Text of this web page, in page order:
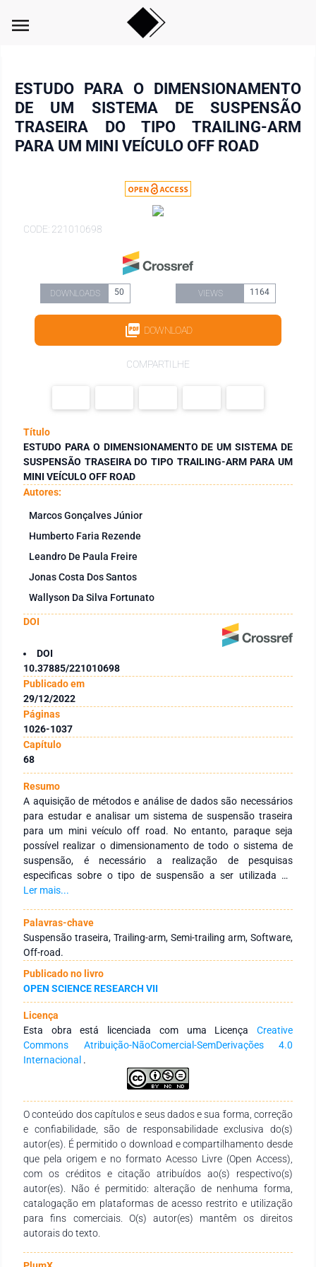
menu
ESTUDO PARA O DIMENSIONAMENTO
DE UM SISTEMA DE SUSPENSÃO
TRASEIRA DO TIPO TRAILING-ARM
PARA UM MINI VEÍCULO OFF ROAD
CODE: 221010698
DOWNLOADS 50 VIEWS 1164
DOWNLOAD
COMPARTILHE
Título
ESTUDO PARA O DIMENSIONAMENTO DE UM SISTEMA DE
SUSPENSÃO TRASEIRA DO TIPO TRAILING-ARM PARA UM
MINI VEÍCULO OFF ROAD
Autores:
Marcos Gonçalves Júnior
Humberto Faria Rezende
Leandro De Paula Freire
Jonas Costa Dos Santos
Wallyson Da Silva Fortunato
DOI
DOI
10.37885/221010698
Publicado em
29/12/2022
Páginas
1026-1037
Capítulo
68
Resumo
A aquisição de métodos e análise de dados são necessários
para estudar e analisar um sistema de suspensão traseira
para um mini veículo off road. No entanto, paraque seja
possível realizar o dimensionamento de todo o sistema de
suspensão, é necessário a realização de pesquisas
especificas sobre o tipo de suspensão a ser utilizada no
veículo. A suspensão trailing-arm é tipo de suspensão
transmitido para outra roda que está no seu mesmo eixo.
Geralmente, são indicadas suspensões independes para os
veículos de competição BAJA SAE, as mais utilizadas são as
suspensões duplo A no sistema de suspensão dianteiro e
traseiro, no entanto, esse modelo de suspensões possui um
custo maior quando comparada com a suspensão trailng-
arm, que geralmente é indicada para um sistema de
suspensão traseiro. Para o dimensionamento do sistema de
suspensão traseiro, além das pesquisas realizadas, foram
utilizado software para auxiliar no nas simulações da
suspensão, assim foi possível definir uma geometria de uma
suspensão traseira para um mini veículo off road. A partir da
atuantes sobre o sistema de suspensão traseiro, onde
obteve-se um esforço de 1455N durante aceleração do
veículo e 754N quando o veículo estiver desacelerando. Todos
os cálculos realizados utilizaram dados de entradas com
base no regulamento BAJA SAE Brasil. Após a realização das
simulações da dinâmica da suspensão e dos cálculos
atuantes, foi possível concluir dados de entrada para a
realização de simulações multfísicas das bandejas da
suspensão e definições dos seus diâmetros de tubos.
Ler mais...
Palavras-chave
Suspensão traseira, Trailing-arm, Semi-trailing arm, Software,
Off-road.
Publicado no livro
OPEN SCIENCE RESEARCH VII
Licença
Esta obra está licenciada com uma Licença Creative
Commons Atribuição-NãoComercial-SemDerivações 4.0
Internacional .
O conteúdo dos capítulos e seus dados e sua forma, correção
e confiabilidade, são de responsabilidade exclusiva do(s)
autor(es). É permitido o download e compartilhamento desde
que pela origem e no formato Acesso Livre (Open Access),
com os créditos e citação atribuídos ao(s) respectivo(s)
autor(es). Não é permitido: alteração de nenhuma forma,
catalogação em plataformas de acesso restrito e utilização
para fins comerciais. O(s) autor(es) mantêm os direitos
autorais do texto.